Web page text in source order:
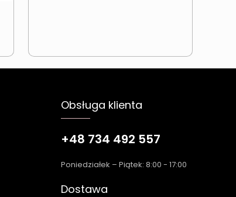
Obsługa klienta
+48 734 492 557
Poniedziałek – Piątek: 8:00 - 17:00
Dostawa